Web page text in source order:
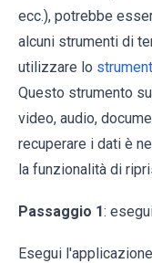
ecc.), potrebbe
alcuni strumenti di
utilizzare lo
Questo strumento
video, audio,
recuperare i dati è
la funzionalità di
Passaggio 1:
Esegui